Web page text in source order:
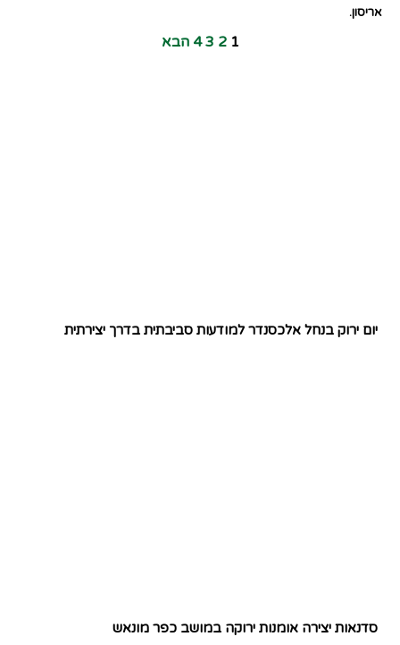
אריסון.
1
2
3
4 הבא
יום ירוק בנחל אלכסנדר למודעות סביבתית בדרך יצירתית
סדנאות יצירה אומנות ירוקה במושב כפר מונאש